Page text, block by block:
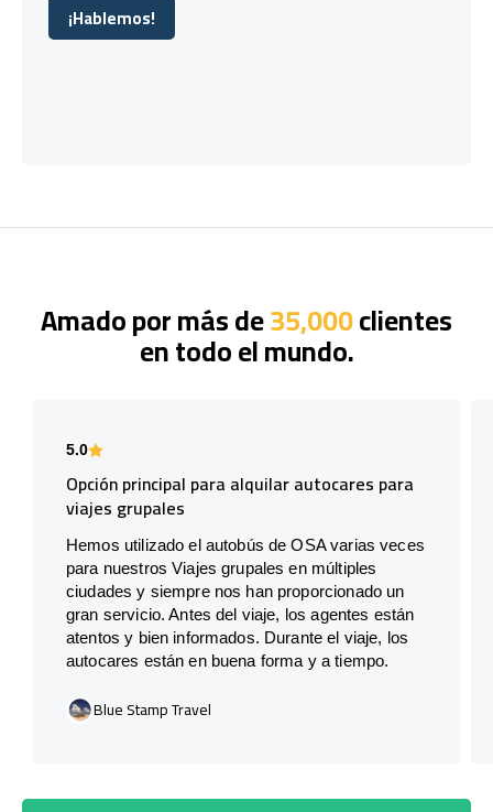
¡Hablemos!
¡Hablemos!
Amado por más de35,000clientes
en todo el mundo.
5.0
Opción principal para alquilar autocares para
viajes grupales
Hemos utilizado el autobús de OSA varias veces
para nuestros Viajes grupales en múltiples
ciudades y siempre nos han proporcionado un
gran servicio. Antes del viaje, los agentes están
atentos y bien informados. Durante el viaje, los
autocares están en buena forma y a tiempo.
Blue Stamp Travel